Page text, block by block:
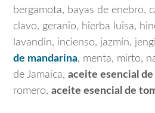
bergamota, bayas de enebro,
clavo, geranio, hierba luisa,
lavandin, incienso, jazmín,
de mandarina, menta, mirto,
de Jamaica, aceite esencial
romero, aceite esencial de